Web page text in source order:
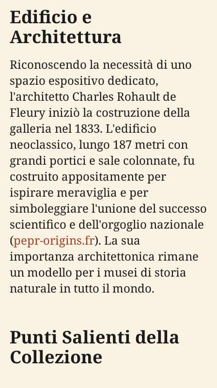
Edificio e
Architettura
Riconoscendo la necessità di uno
spazio espositivo dedicato,
l'architetto Charles Rohault de
Fleury iniziò la costruzione della
galleria nel 1833. L'edificio
neoclassico, lungo 187 metri con
grandi portici e sale colonnate, fu
costruito appositamente per
ispirare meraviglia e per
simboleggiare l'unione del successo
scientifico e dell'orgoglio nazionale
(pepr-origins.fr). La sua
importanza architettonica rimane
un modello per i musei di storia
naturale in tutto il mondo.
Punti Salienti della
Collezione